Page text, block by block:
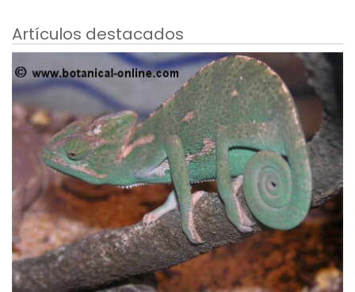
Artículos destacados